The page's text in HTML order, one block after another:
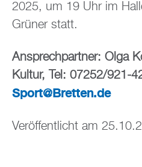
2025, um 19 Uhr im
Grüner statt.
Ansprechpartner: Olga
Kultur, Tel: 07252/921-
Sport@Bretten.de
Veröffentlicht am